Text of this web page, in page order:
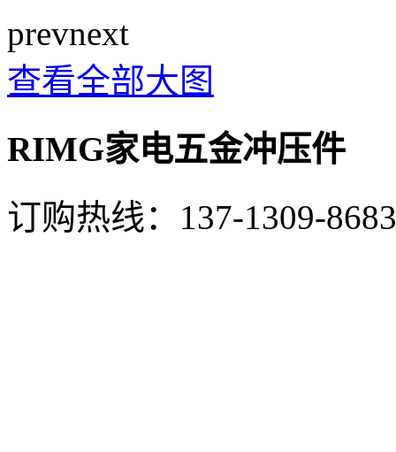
prevnext
查看全部大图
RIMG家电五金冲压件
订购热线： 137-1309-8683